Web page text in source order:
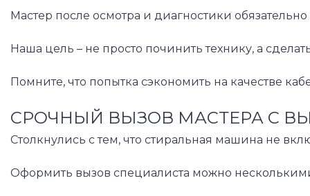
Мастер после осмотра и диагностики
Наша цель – не просто починить технику, а
Помните, что попытка сэкономить на качестве
СРОЧНЫЙ ВЫЗОВ МАСТЕРА С
Столкнулись с тем, что стиральная машина не
Оформить вызов специалиста можно